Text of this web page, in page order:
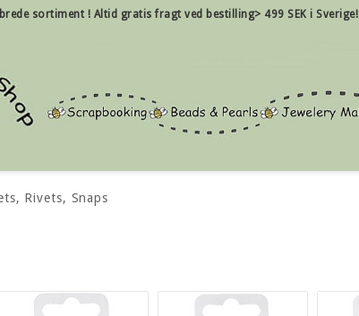
sortiment ! Altid gratis fragt ved bestilling> 499 SEK i Sverige!
Rivets, Snaps